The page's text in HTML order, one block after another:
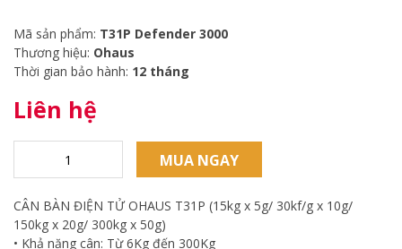
Mã sản phẩm: T31P Defender 3000
Thương hiệu: Ohaus
Thời gian bảo hành: 12 tháng
Liên hệ
MUA NGAY
CÂN BÀN ĐIỆN TỬ OHAUS T31P (15kg x 5g/ 30kf/g x 10g/
150kg x 20g/ 300kg x 50g)
• Khả năng cân: Từ 6Kg đến 300Kg